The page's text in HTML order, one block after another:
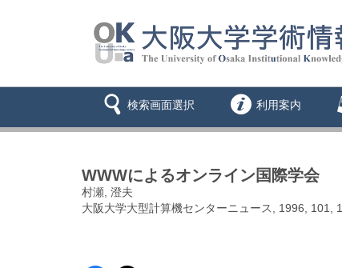
検索画面選択 利用案内
WWWによるオンライン国際学会
村瀬, 澄夫
大阪大学大型計算機センターニュース, 1996, 101,